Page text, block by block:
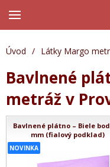
Úvod / Látky Margo
Bavlnené
metráž v
Bavlnené plátno – Biele
mm (fialový podklad)
NOVINKA